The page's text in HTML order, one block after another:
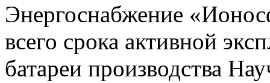
Энергоснабжение
всего срока активной
батареи производства